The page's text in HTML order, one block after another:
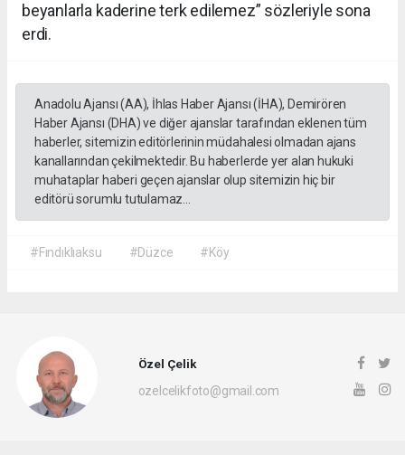
beyanlarla kaderine terk edilemez” sözleriyle sona
erdi.
Anadolu Ajansı (AA), İhlas Haber Ajansı (İHA), Demirören
Haber Ajansı (DHA) ve diğer ajanslar tarafından eklenen tüm
haberler, sitemizin editörlerinin müdahalesi olmadan ajans
kanallarından çekilmektedir. Bu haberlerde yer alan hukuki
muhataplar haberi geçen ajanslar olup sitemizin hiç bir
editörü sorumlu tutulamaz...
#Fındıklıaksu #Düzce #Köy
Özel Çelik
ozelcelikfoto@gmail.com